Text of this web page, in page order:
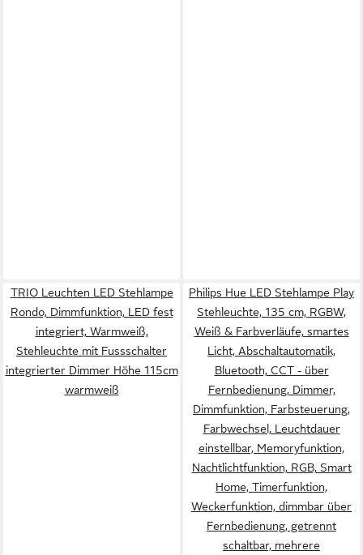
TRIO Leuchten LED Stehlampe
Rondo, Dimmfunktion, LED fest
integriert, Warmweiß,
Stehleuchte mit Fussschalter
integrierter Dimmer Höhe 115cm
warmweiß
Philips Hue LED Stehlampe Play
Stehleuchte, 135 cm, RGBW,
Weiß & Farbverläufe, smartes
Licht, Abschaltautomatik,
Bluetooth, CCT - über
Fernbedienung, Dimmer,
Dimmfunktion, Farbsteuerung,
Farbwechsel, Leuchtdauer
einstellbar, Memoryfunktion,
Nachtlichtfunktion, RGB, Smart
Home, Timerfunktion,
Weckerfunktion, dimmbar über
Fernbedienung, getrennt
schaltbar, mehrere